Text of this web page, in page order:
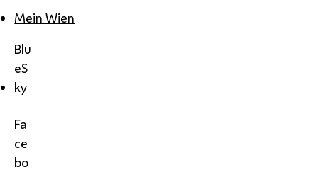
Mein Wien
Blu
eS
ky
Fa
ce
bo